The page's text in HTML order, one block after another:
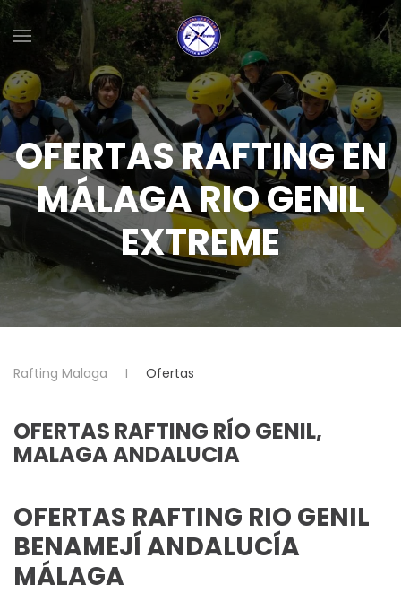
Skip to main content
OFERTAS RAFTING EN
MÁLAGA RIO GENIL
EXTREME
Rafting Malaga Ofertas
OFERTAS RAFTING RÍO GENIL,
MALAGA ANDALUCIA
OFERTAS RAFTING RIO GENIL
BENAMEJÍ ANDALUCÍA
MÁLAGA